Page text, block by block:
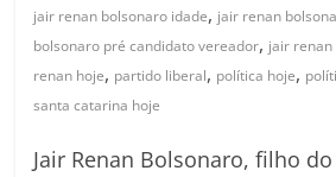
jair renan bolsonaro idade, jair renan
bolsonaro pré candidato vereador, jair
renan hoje, partido liberal, política hoje,
santa catarina hoje
Jair Renan Bolsonaro, filho